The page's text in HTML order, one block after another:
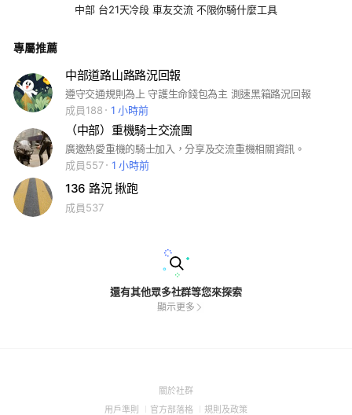
中部 台21天冷段 車友交流 不限你騎什麼工具
專屬推薦
中部道路山路路況回報
遵守交通規則為上 守護生命錢包為主 測速黑箱路況回報
成員188
1 小時前
（中部）重機騎士交流團
廣邀熱愛重機的騎士加入，分享及交流重機相關資訊。
成員557
1 小時前
136 路況 揪跑
成員537
還有其他眾多社群等您來探索
顯示更多
關於社群(Open
用戶準則 (Open
官方部落格 (Open
規則及政策(Open